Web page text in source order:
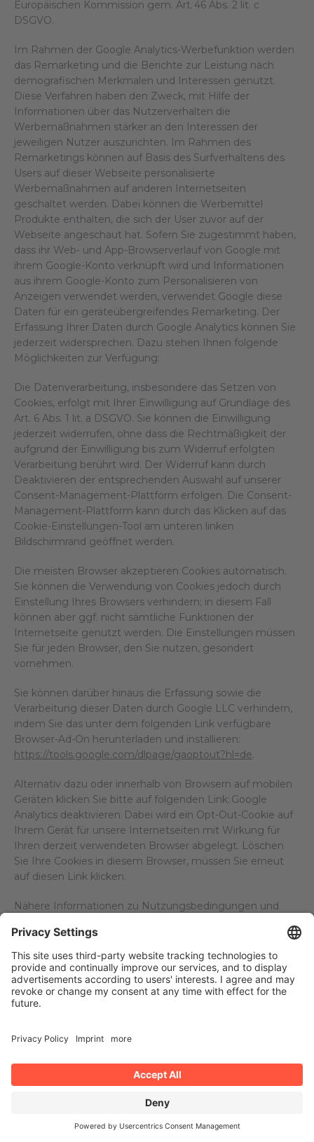
Europäischen Kommission gem. Art. 46 Abs. 2 lit. c
DSGVO.
Im Rahmen der Google Analytics-Werbefunktion werden
das Remarketing und die Berichte zur Leistung nach
demografischen Merkmalen und Interessen genutzt.
Diese Verfahren haben den Zweck, mit Hilfe der
Informationen über das Nutzerverhalten die
Werbemaßnahmen stärker an den Interessen der
jeweiligen Nutzer auszurichten. Im Rahmen des
Remarketings können auf Basis des Surfverhaltens des
Users auf dieser Webseite personalisierte
Werbemaßnahmen auf anderen Internetseiten
geschaltet werden. Dabei können die Werbemittel
Produkte enthalten, die sich der User zuvor auf der
Webseite angeschaut hat. Sofern Sie zugestimmt haben,
dass ihr Web- und App-Browserverlauf von Google mit
ihrem Google-Konto verknüpft wird und Informationen
aus ihrem Google-Konto zum Personalisieren von
Anzeigen verwendet werden, verwendet Google diese
Daten für ein geräteübergreifendes Remarketing. Der
Erfassung Ihrer Daten durch Google Analytics können Sie
jederzeit widersprechen. Dazu stehen Ihnen folgende
Möglichkeiten zur Verfügung:
Die Datenverarbeitung, insbesondere das Setzen von
Cookies, erfolgt mit Ihrer Einwilligung auf Grundlage des
Art. 6 Abs. 1 lit. a DSGVO. Sie können die Einwilligung
jederzeit widerrufen, ohne dass die Rechtmäßigkeit der
aufgrund der Einwilligung bis zum Widerruf erfolgten
Verarbeitung berührt wird. Der Widerruf kann durch
Deaktivieren der entsprechenden Auswahl auf unserer
Consent-Management-Plattform erfolgen. Die Consent-
Management-Plattform kann durch das Klicken auf das
Cookie-Einstellungen-Tool am unteren linken
Bildschirmrand geöffnet werden.
Die meisten Browser akzeptieren Cookies automatisch.
Sie können die Verwendung von Cookies jedoch durch
Einstellung Ihres Browsers verhindern; in diesem Fall
können aber ggf. nicht sämtliche Funktionen der
Internetseite genutzt werden. Die Einstellungen müssen
Sie für jeden Browser, den Sie nutzen, gesondert
vornehmen.
Sie können darüber hinaus die Erfassung sowie die
Verarbeitung dieser Daten durch Google LLC verhindern,
indem Sie das unter dem folgenden Link verfügbare
Browser-Ad-On herunterladen und installieren:
https://tools.google.com/dlpage/gaoptout?hl=de.
Alternativ dazu oder innerhalb von Browsern auf mobilen
Geräten klicken Sie bitte auf folgenden Link: Google
Analytics deaktivieren. Dabei wird ein Opt-Out-Cookie auf
Ihrem Gerät für unsere Internetseiten mit Wirkung für
Ihren derzeit verwendeten Browser abgelegt. Löschen
Sie Ihre Cookies in diesem Browser, müssen Sie erneut
auf diesen Link klicken.
Nähere Informationen zu Nutzungsbedingungen und
http://www.google.com/analytics/terms/de.html
unterhttps://policies.google.com/?hl=de.
Google reCAPTCHA
Auf dieser Website verwenden wir die reCAPTCHA
Barrow St, Dublin, D04 E5W5, Irland („Google“).
Die Abfrage dient der Unterscheidung, ob die Eingabe
durch einen Menschen oder missbräuchlich durch
automatisierte, maschinelle Verarbeitung erfolgt. Der
weiterer von Google für den Dienst reCAPTCHA